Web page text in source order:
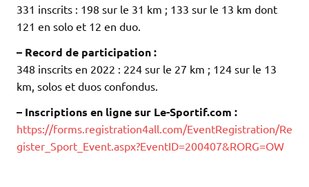
331 inscrits : 198 sur le 31 km ; 133 sur le 13 km dont
121 en solo et 12 en duo.
– Record de participation :
348 inscrits en 2022 : 224 sur le 27 km ; 124 sur le 13
km, solos et duos confondus.
– Inscriptions en ligne sur Le-Sportif.com :
https://forms.registration4all.com/EventRegistration/Re
gister_Sport_Event.aspx?EventID=200407&RORG=OW